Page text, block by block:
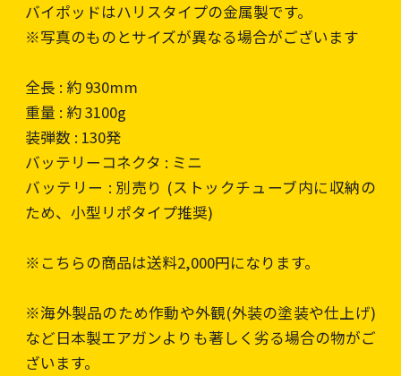
バイポッドはハリスタイプの金属製です。
※写真のものとサイズが異なる場合がございます
全長 : 約 930mm
重量 : 約 3100g
装弾数 : 130発
バッテリーコネクタ : ミニ
バッテリー : 別売り (ストックチューブ内に収納の
ため、小型リポタイプ推奨)
※こちらの商品は送料2,000円になります。
※海外製品のため作動や外観(外装の塗装や仕上げ)
など日本製エアガンよりも著しく劣る場合の物がご
ざいます。